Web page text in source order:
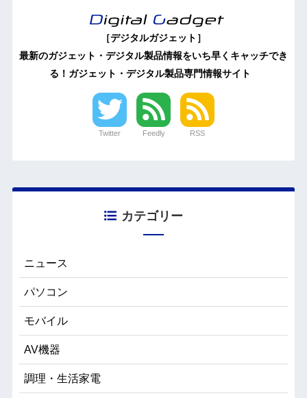
［デジタルガジェット］
最新のガジェット・デジタル製品情報をいち早くキャッチでき
る！ガジェット・デジタル製品専門情報サイト
Twitter Feedly RSS
カテゴリー
ニュース
パソコン
モバイル
AV機器
調理・生活家電